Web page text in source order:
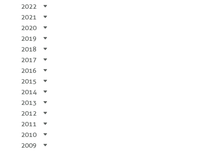
2022
2021
2020
2019
2018
2017
2016
2015
2014
2013
2012
2011
2010
2009